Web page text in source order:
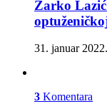
Žarko Lazić
31. januar
3 Komentara